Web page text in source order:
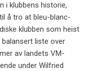
i klubbens historie,
å tro at bleu-blanc-
klubben som heist
balansert liste over
av landets VM-
under Wilfried